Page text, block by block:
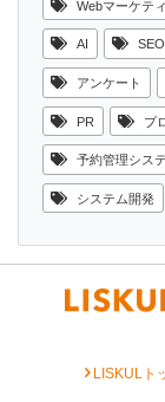
Webマーケテ
AI SEO
アンケート
PR プ
予約管理シス
システム開発
chevron_rightLISKULト